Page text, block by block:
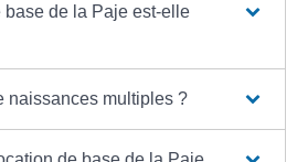
de la Paje est-elle
naissances multiples ?